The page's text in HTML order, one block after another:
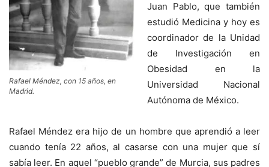
Rafael Méndez, con 15 años, en
Madrid.
Juan Pablo, que también
estudió Medicina y hoy es
coordinador de la Unidad
de Investigación en
Obesidad en la
Universidad Nacional
Autónoma de México.
Rafael Méndez era hijo de un hombre que aprendió a leer
cuando tenía 22 años, al casarse con una mujer que sí
sabía leer. En aquel “pueblo grande” de Murcia, sus padres